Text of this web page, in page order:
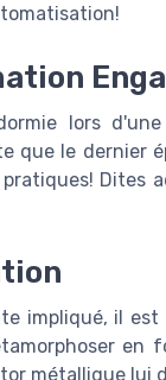
lors
que le dernier
Dites
impliqué, il
métallique lui